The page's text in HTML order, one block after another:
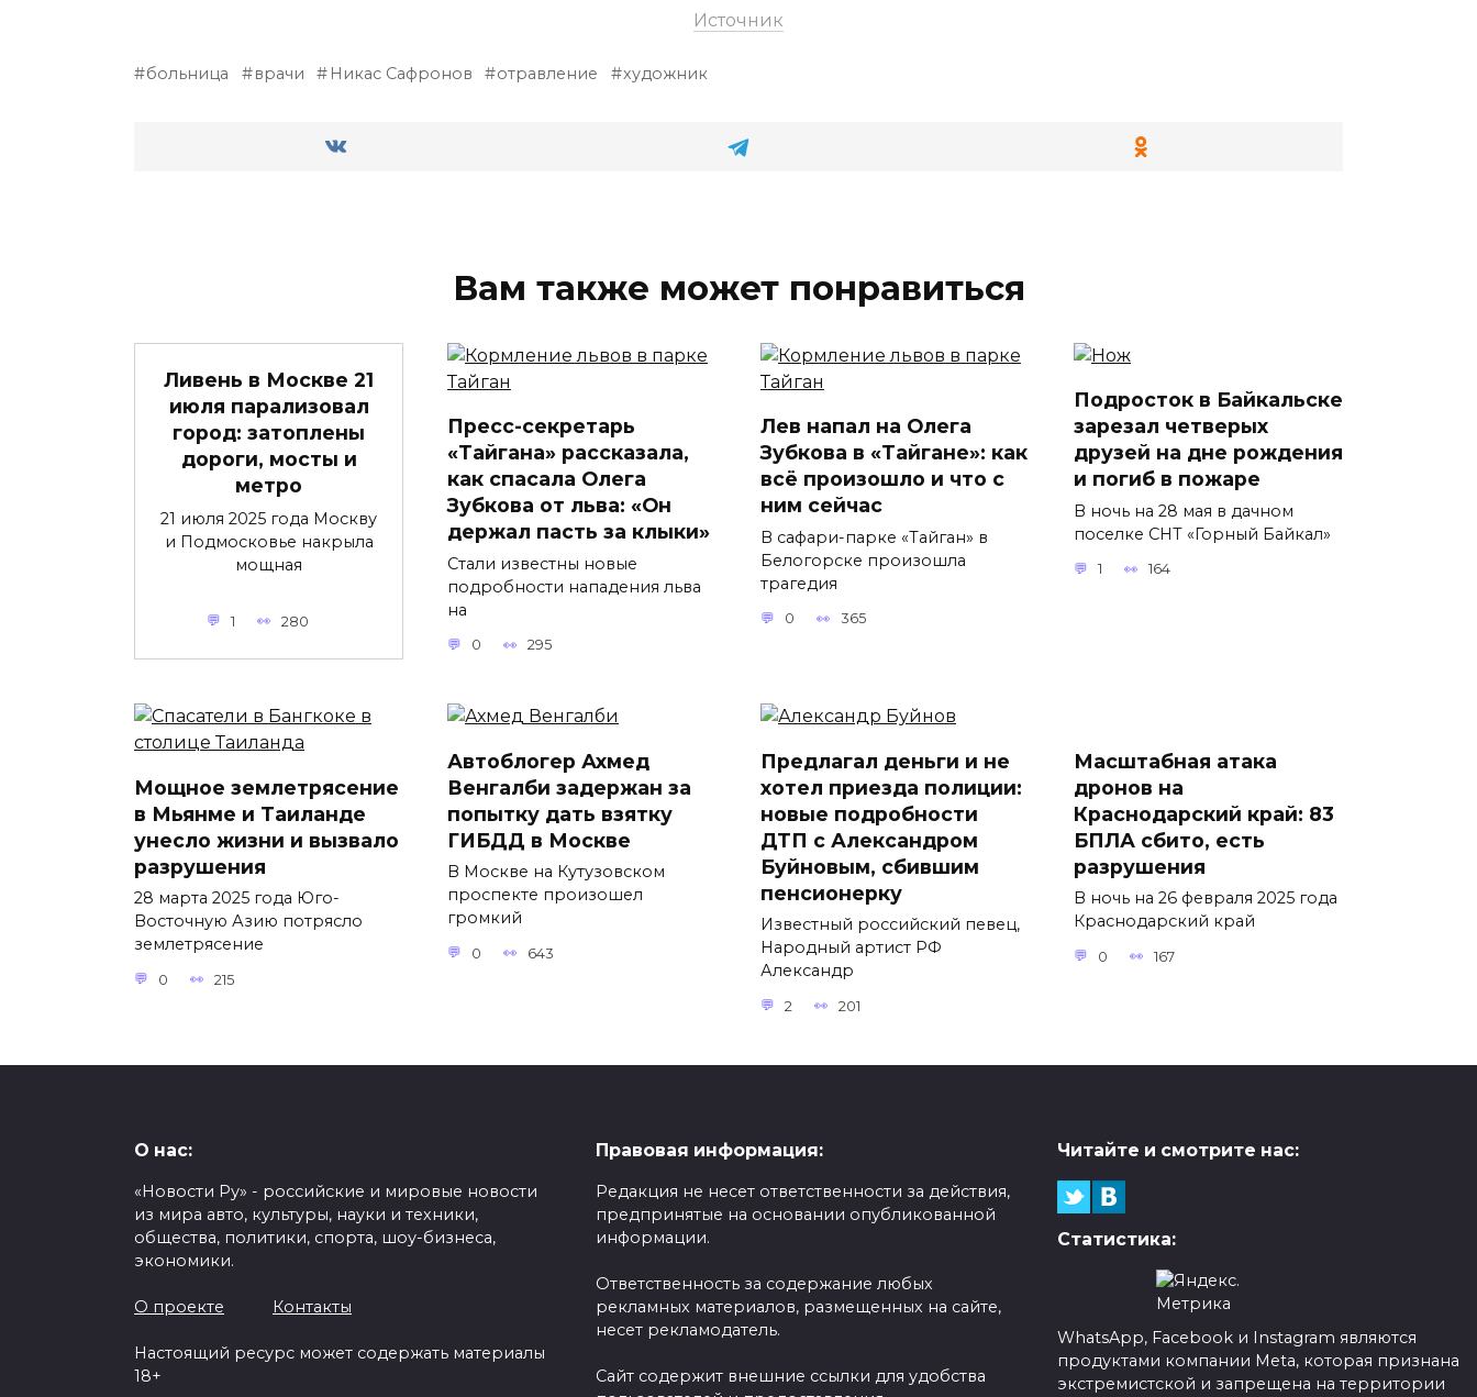
Источник
больница врачи Никас Сафронов отравление художник
Вам также может понравиться
Ливень в Москве 21
июля парализовал
город: затоплены
дороги, мосты и
метро
21 июля 2025 года Москву
и Подмосковье накрыла
мощная
1 280
Пресс-секретарь
«Тайгана» рассказала,
как спасала Олега
Зубкова от льва: «Он
держал пасть за клыки»
Стали известны новые
подробности нападения льва
на
0 295
Лев напал на Олега
Зубкова в «Тайгане»: как
всё произошло и что с
ним сейчас
В сафари-парке «Тайган» в
Белогорске произошла
трагедия
0 365
Подросток в Байкальске
зарезал четверых
друзей на дне рождения
и погиб в пожаре
В ночь на 28 мая в дачном
поселке СНТ «Горный Байкал»
1 164
Мощное землетрясение
в Мьянме и Таиланде
унесло жизни и вызвало
разрушения
28 марта 2025 года Юго-
Восточную Азию потрясло
землетрясение
0 215
Автоблогер Ахмед
Венгалби задержан за
попытку дать взятку
ГИБДД в Москве
В Москве на Кутузовском
проспекте произошел
громкий
0 643
Предлагал деньги и не
хотел приезда полиции:
новые подробности
ДТП с Александром
Буйновым, сбившим
пенсионерку
Известный российский певец,
Народный артист РФ
Александр
2 201
Масштабная атака
дронов на
Краснодарский край: 83
БПЛА сбито, есть
разрушения
В ночь на 26 февраля 2025 года
Краснодарский край
0 167
О нас:
«Новости Ру» - российские и мировые новости
из мира авто, культуры, науки и техники,
общества, политики, спорта, шоу-бизнеса,
экономики.
О проекте Контакты
Настоящий ресурс может содержать материалы
18+
Правовая информация:
Редакция не несет ответственности за действия,
предпринятые на основании опубликованной
информации.
Ответственность за содержание любых
рекламных материалов, размещенных на сайте,
несет рекламодатель.
Сайт содержит внешние ссылки для удобства
Читайте и смотрите нас:
Статистика:
WhatsApp, Facebook и Instagram являются
продуктами компании Meta, которая признана
экстремистской и запрещена на территории